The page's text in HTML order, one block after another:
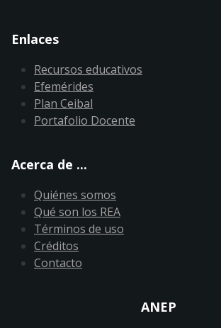
Enlaces
Recursos educativos
Efemérides
Plan Ceibal
Portafolio Docente
Acerca de ...
Quiénes somos
Qué son los REA
Términos de uso
Créditos
Contacto
ANEP